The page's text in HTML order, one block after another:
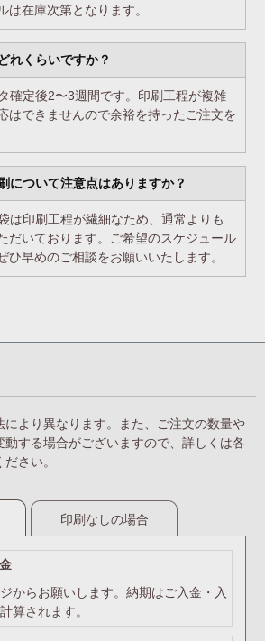
は在庫次第となります。
れくらいですか？
確定後2〜3週間です。印刷工程が複雑
はできませんので余裕を持ったご注文を
について注意点はありますか？
は印刷工程が繊細なため、通常よりも
だいております。ご希望のスケジュール
ひ早めのご相談をお願いいたします。
により異なります。また、ご注文の数量や
動する場合がございますので、詳しくは各
さい。
印刷なしの場合
からお願いします。納期はご入金・入
算されます。